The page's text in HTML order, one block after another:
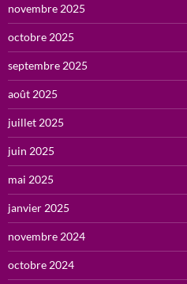
novembre 2025
octobre 2025
septembre 2025
août 2025
juillet 2025
juin 2025
mai 2025
janvier 2025
novembre 2024
octobre 2024